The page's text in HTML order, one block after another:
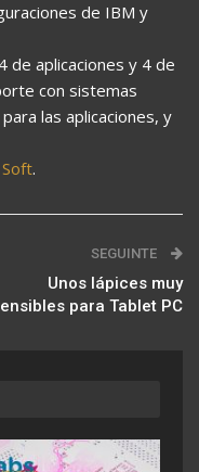
de IBM y
de aplicaciones y 4 de
con sistemas
las aplicaciones, y
.
SEGUINTE
Unos lápices muy
para Tablet PC